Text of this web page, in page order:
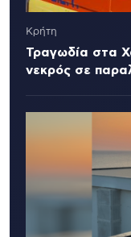
Κρήτη
Τραγωδία στα
νεκρός σε